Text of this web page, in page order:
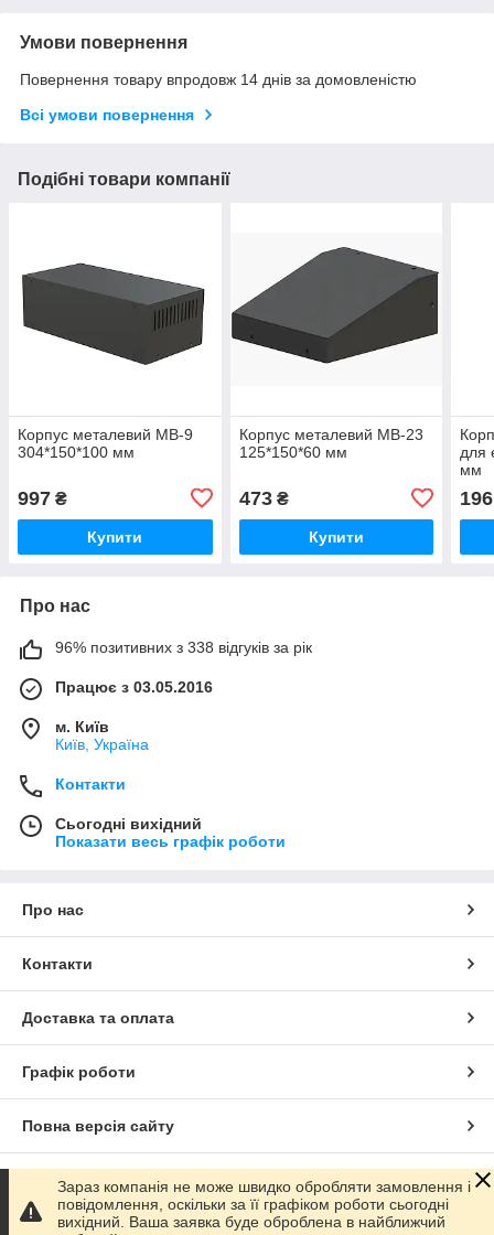
Умови повернення
Повернення товару впродовж 14 днів за домовленістю
Всі умови повернення
Подібні товари компанії
Корпус металевий MB-9
304*150*100 мм
997 ₴
Купити
Корпус металевий MB-23
125*150*60 мм
473₴
Купити
для
мм
196
Про нас
96% позитивних з 338 відгуків за рік
Працює з 03.05.2016
м. Київ
Київ, Україна
Контакти
Сьогодні вихідний
Показати весь графік роботи
Про нас
Контакти
Доставка та оплата
Графік роботи
Повна версія сайту
Сайт створено на маркетплейсі Prom.ua
Зараз компанія не може швидко обробляти замовлення і
повідомлення, оскільки за її графіком роботи сьогодні
вихідний. Ваша заявка буде оброблена в найближчий